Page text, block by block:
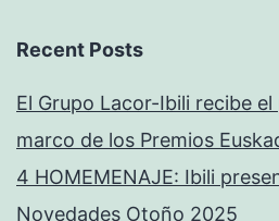
Recent Posts
El Grupo Lacor-Ibili recibe
marco de los Premios
4 HOMEMENAJE: Ibili
Novedades Otoño 2025